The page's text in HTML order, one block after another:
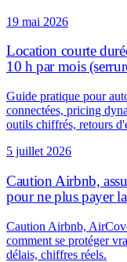
19 mai 2026
Location courte
10 h par mois
Guide pratique pour
connectées, pricing
outils chiffrés, retours
5 juillet 2026
Caution Airbnb,
pour ne plus payer la
Caution Airbnb,
comment se protéger
délais, chiffres réels.